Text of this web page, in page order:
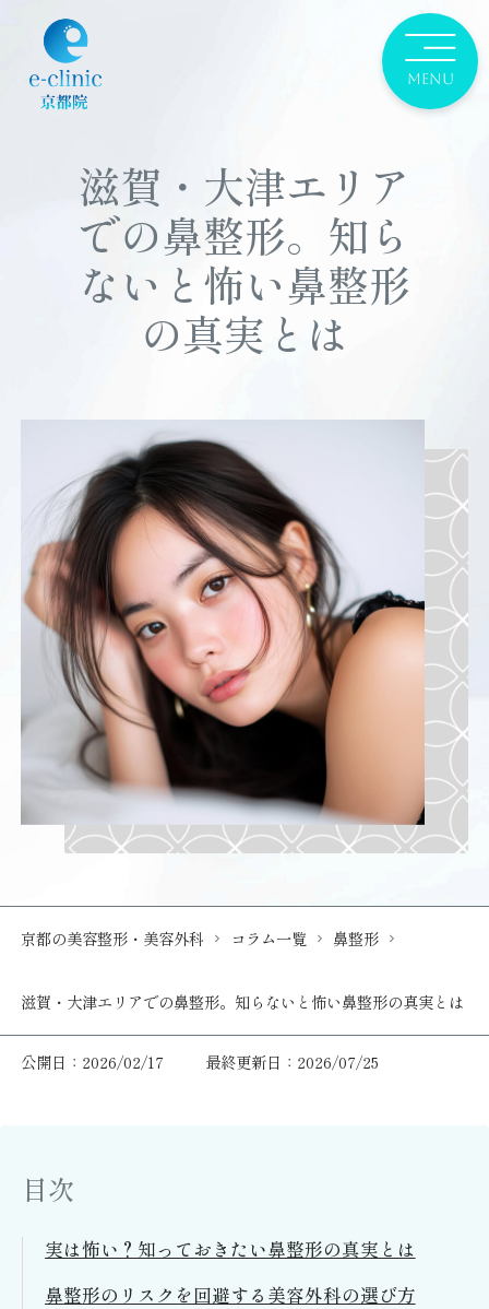
滋賀・大津エリア
での鼻整形。知ら
ないと怖い鼻整形
の真実とは
京都の美容整形・美容外科 コラム一覧 鼻整形
滋賀・大津エリアでの鼻整形。知らないと怖い鼻整形の真実とは
公開日：2026/02/17 最終更新日：2026/07/25
目次
実は怖い？知っておきたい鼻整形の真実とは
鼻整形のリスクを回避する美容外科の選び方